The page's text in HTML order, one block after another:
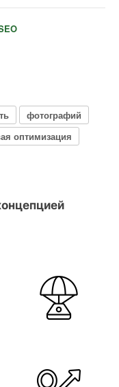
фотографий
оптимизация